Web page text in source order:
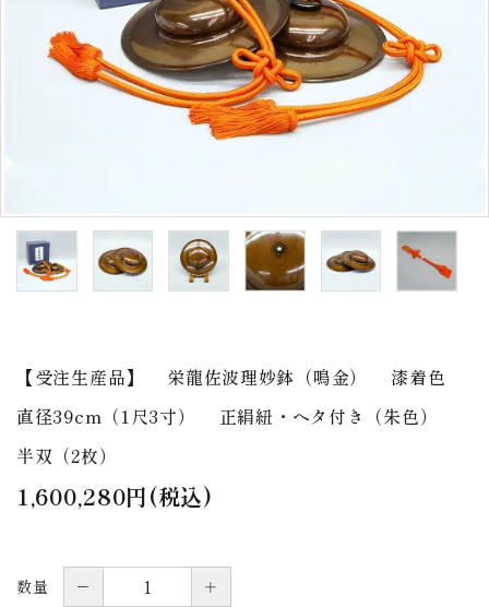
アウトレット
ご利用ガイド
お問い合わせ
【受注生産品】 栄龍佐波理妙鉢（鳴金） 漆着色
直径39cm（1尺3寸） 正絹紐・ヘタ付き（朱色）
半双（2枚）
1,600,280円(税込)
数量 － ＋